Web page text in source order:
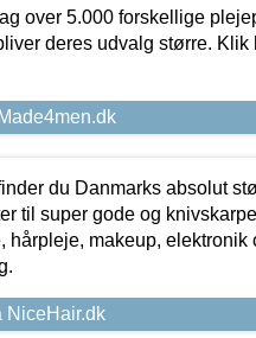
over 5.000 forskellige
deres udvalg større. Klik
du Danmarks absolut
til super gode og
hårpleje, makeup, elektronik
NiceHair.dk